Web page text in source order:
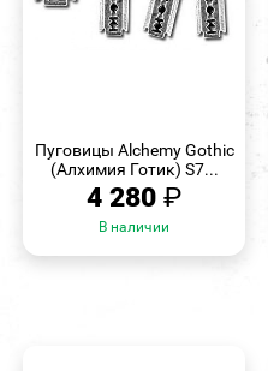
Пуговицы Alchemy Gothic
(Алхимия Готик) S7...
4 280 ₽
В наличии